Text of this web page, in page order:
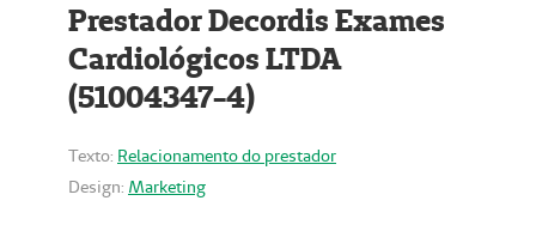
Prestador Decordis Exames
Cardiológicos LTDA
(51004347-4)
Texto: Relacionamento do prestador
Design: Marketing